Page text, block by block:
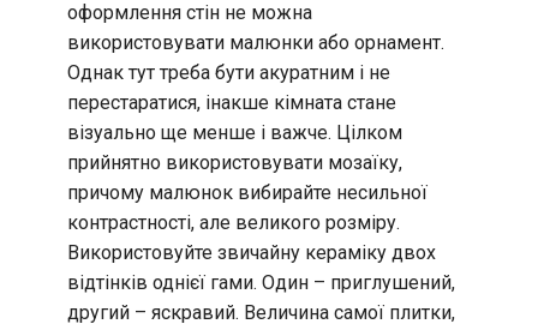
оформлення стін не можна
використовувати малюнки або орнамент.
Однак тут треба бути акуратним і не
перестаратися, інакше кімната стане
візуально ще менше і важче. Цілком
прийнятно використовувати мозаїку,
причому малюнок вибирайте несильної
контрастності, але великого розміру.
Використовуйте звичайну кераміку двох
відтінків однієї гами. Один – приглушений,
другий – яскравий. Величина самої плитки,